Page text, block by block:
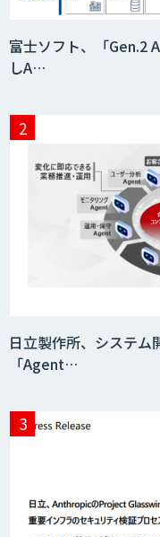
富士ソフト、「Gen.2
しA…
日立製作所、システム
「Agent…